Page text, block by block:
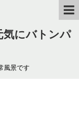
気にバトンパ
風景です